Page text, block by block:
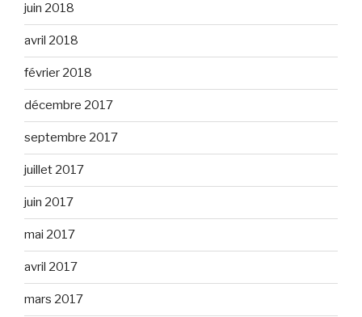
juin 2018
avril 2018
février 2018
décembre 2017
septembre 2017
juillet 2017
juin 2017
mai 2017
avril 2017
mars 2017